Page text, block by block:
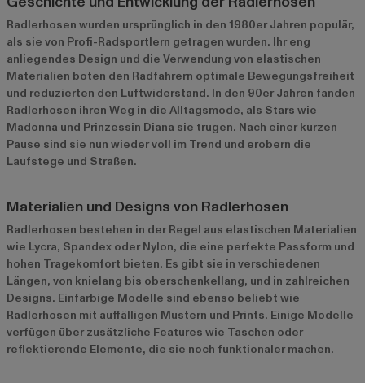
Radlerhosen wurden ursprünglich in den 1980er Jahren populär,
als sie von Profi-Radsportlern getragen wurden. Ihr eng
anliegendes Design und die Verwendung von elastischen
Materialien boten den Radfahrern optimale Bewegungsfreiheit
und reduzierten den Luftwiderstand. In den 90er Jahren fanden
Radlerhosen ihren Weg in die Alltagsmode, als Stars wie
Madonna und Prinzessin Diana sie trugen. Nach einer kurzen
Pause sind sie nun wieder voll im Trend und erobern die
Laufstege und Straßen.
Materialien und Designs von Radlerhosen
Radlerhosen bestehen in der Regel aus elastischen Materialien
wie Lycra, Spandex oder Nylon, die eine perfekte Passform und
hohen Tragekomfort bieten. Es gibt sie in verschiedenen
Längen, von knielang bis oberschenkellang, und in zahlreichen
Designs. Einfarbige Modelle sind ebenso beliebt wie
Radlerhosen mit auffälligen Mustern und Prints. Einige Modelle
verfügen über zusätzliche Features wie Taschen oder
reflektierende Elemente, die sie noch funktionaler machen.